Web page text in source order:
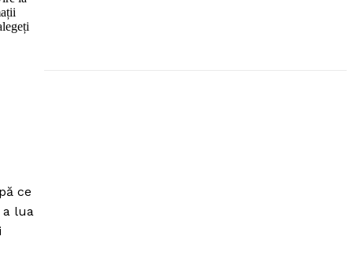
ce
lua